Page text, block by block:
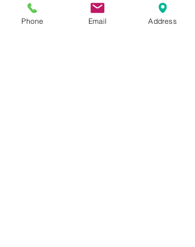
など、日程でご
都合が合わない場合は、
Phone Email Address